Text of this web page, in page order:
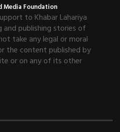
Media Foundation
to Khabar Lahariya
publishing stories of
take any legal or moral
the content published by
or on any of its other